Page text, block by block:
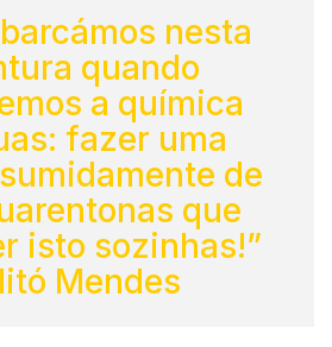
nesta
quando
a química
fazer uma
de
que
isto sozinhas!”
Mendes